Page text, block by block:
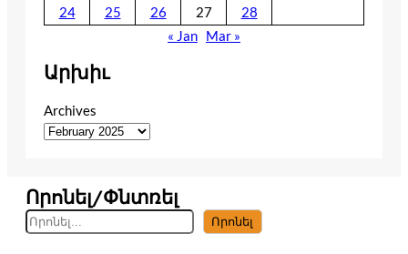
24
25 26 27
28
« Jan Mar »
Արխիւ
Archives
Որոնել/Փնտռել
S
e
Որոնել